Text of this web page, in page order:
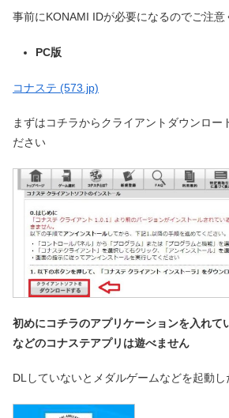
事前にKONAMI IDが必要になるのでご注意
PC版
コナステ (573.jp)
まずはコチラからクライアントダウンロー
ださい
初めにコチラのアプリケーションを入れて
などのコナステアプリは遊べません
DLしていないとメダルゲームなどを起動